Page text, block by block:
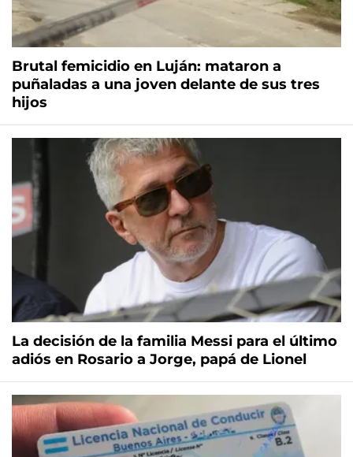
Brutal femicidio en Luján: mataron a
puñaladas a una joven delante de sus tres
hijos
La decisión de la familia Messi para el último
adiós en Rosario a Jorge, papá de Lionel